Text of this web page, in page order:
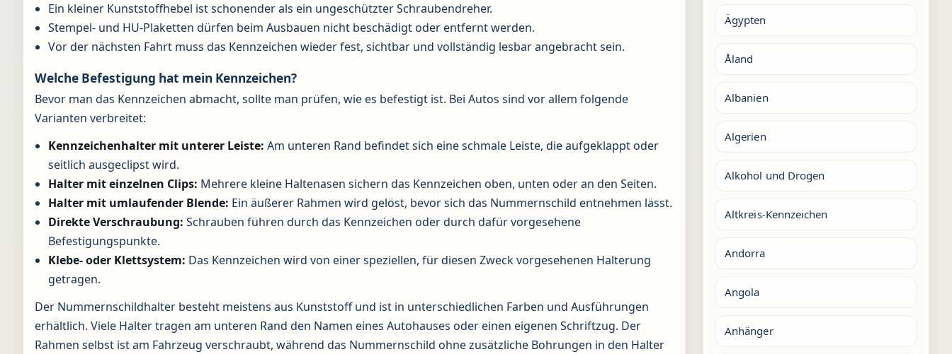
Ein kleiner Kunststoffhebel ist schonender als ein ungeschützter Schraubendreher.
Stempel- und HU-Plaketten dürfen beim Ausbauen nicht beschädigt oder entfernt werden.
Vor der nächsten Fahrt muss das Kennzeichen wieder fest, sichtbar und vollständig lesbar angebracht sein.
Welche Befestigung hat mein Kennzeichen?
Bevor man das Kennzeichen abmacht, sollte man prüfen, wie es befestigt ist. Bei Autos sind vor allem folgende
Varianten verbreitet:
Kennzeichenhalter mit unterer Leiste: Am unteren Rand befindet sich eine schmale Leiste, die aufgeklappt oder
seitlich ausgeclipst wird.
Halter mit einzelnen Clips: Mehrere kleine Haltenasen sichern das Kennzeichen oben, unten oder an den Seiten.
Halter mit umlaufender Blende: Ein äußerer Rahmen wird gelöst, bevor sich das Nummernschild entnehmen lässt.
Direkte Verschraubung: Schrauben führen durch das Kennzeichen oder durch dafür vorgesehene
Befestigungspunkte.
Klebe- oder Klettsystem: Das Kennzeichen wird von einer speziellen, für diesen Zweck vorgesehenen Halterung
getragen.
Der Nummernschildhalter besteht meistens aus Kunststoff und ist in unterschiedlichen Farben und Ausführungen
erhältlich. Viele Halter tragen am unteren Rand den Namen eines Autohauses oder einen eigenen Schriftzug. Der
Rahmen selbst ist am Fahrzeug verschraubt, während das Nummernschild ohne zusätzliche Bohrungen in den Halter
Ägypten
Åland
Albanien
Algerien
Alkohol und Drogen
Altkreis-Kennzeichen
Andorra
Angola
Anhänger